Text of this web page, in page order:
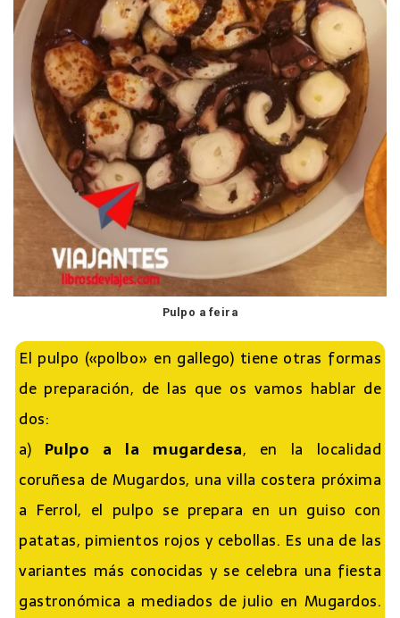
Pulpo a feira
El pulpo («polbo» en gallego) tiene otras formas
de preparación, de las que os vamos hablar de
dos:
a) Pulpo a la mugardesa, en la localidad
coruñesa de Mugardos, una villa costera próxima
a Ferrol, el pulpo se prepara en un guiso con
patatas, pimientos rojos y cebollas. Es una de las
variantes más conocidas y se celebra una fiesta
gastronómica a mediados de julio en Mugardos.